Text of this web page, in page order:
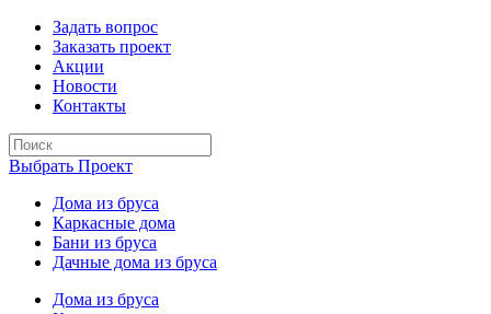
Задать вопрос
Заказать проект
Акции
Новости
Контакты
Выбрать Проект
Дома из бруса
Каркасные дома
Бани из бруса
Дачные дома из бруса
Дома из бруса